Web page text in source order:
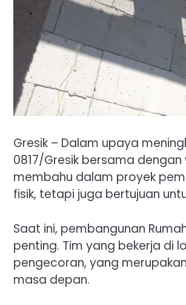
Gresik – Dalam upaya
0817/Gresik bersama
membahu dalam proyek
fisik, tetapi juga bertujuan
Saat ini, pembangunan
penting. Tim yang bekerja di
pengecoran, yang
masa depan.